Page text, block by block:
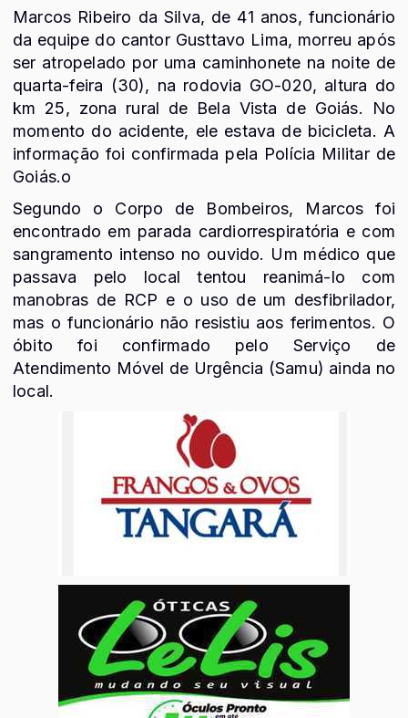
Marcos Ribeiro da Silva, de 41 anos, funcionário
da equipe do cantor Gusttavo Lima, morreu após
ser atropelado por uma caminhonete na noite de
quarta-feira (30), na rodovia GO-020, altura do
km 25, zona rural de Bela Vista de Goiás. No
momento do acidente, ele estava de bicicleta. A
informação foi confirmada pela Polícia Militar de
Goiás.o
Segundo o Corpo de Bombeiros, Marcos foi
encontrado em parada cardiorrespiratória e com
sangramento intenso no ouvido. Um médico que
passava pelo local tentou reanimá-lo com
manobras de RCP e o uso de um desfibrilador,
mas o funcionário não resistiu aos ferimentos. O
óbito foi confirmado pelo Serviço de
Atendimento Móvel de Urgência (Samu) ainda no
local.